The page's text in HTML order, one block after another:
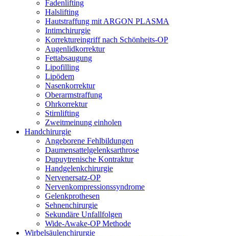
Fadenlifting
Halslifting
Hautstraffung mit ARGON PLASMA
Intimchirurgie
Korrektureingriff nach Schönheits-OP
Augenlidkorrektur
Fettabsaugung
Lipofilling
Lipödem
Nasenkorrektur
Oberarmstraffung
Ohrkorrektur
Stirnlifting
Zweitmeinung einholen
Handchirurgie
Angeborene Fehlbildungen
Daumensattelgelenksarthrose
Dupuytrenische Kontraktur
Handgelenkchirurgie
Nervenersatz-OP
Nervenkompressionssyndrome
Gelenkprothesen
Sehnenchirurgie
Sekundäre Unfallfolgen
Wide-Awake-OP Methode
Wirbelsäulenchirurgie